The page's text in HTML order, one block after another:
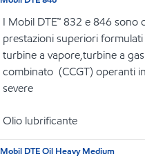
I Mobil DTE™ 832 e 846 sono
prestazioni superiori
turbine a vapore,turbine a
combinato (CCGT) operanti
severe
Olio lubrificante
Mobil DTE Oil Heavy Medium